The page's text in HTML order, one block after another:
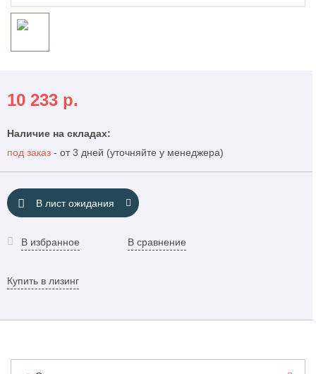
10 233 р.
Наличие на складах:
под заказ - от 3 дней (уточняйте у менеджера)
В лист ожидания
В избранное В сравнение
Купить в лизинг